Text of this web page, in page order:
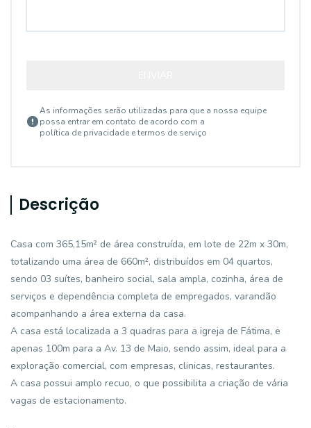
As informações serão utilizadas para que a nossa equipe
possa entrar em contato de acordo com a
política de privacidade e termos de serviço
Descrição
Casa com 365,15m² de área construída, em lote de 22m x 30m,
totalizando uma área de 660m², distribuídos em 04 quartos,
sendo 03 suítes, banheiro social, sala ampla, cozinha, área de
serviços e dependência completa de empregados, varandão
acompanhando a área externa da casa.
A casa está localizada a 3 quadras para a igreja de Fátima, e
apenas 100m para a Av. 13 de Maio, sendo assim, ideal para a
exploração comercial, com empresas, clinicas, restaurantes.
A casa possui amplo recuo, o que possibilita a criação de vária
vagas de estacionamento.